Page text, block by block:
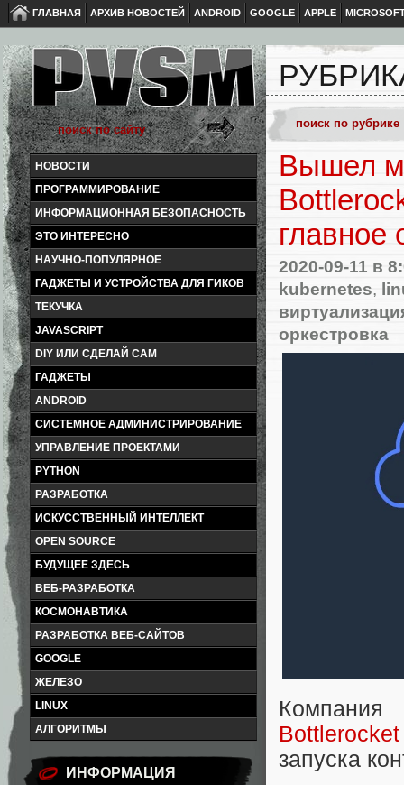
ГЛАВНАЯ АРХИВ НОВОСТЕЙ ANDROID GOOGLE APPLE
НОВОСТИ
ПРОГРАММИРОВАНИЕ
ИНФОРМАЦИОННАЯ БЕЗОПАСНОСТЬ
ЭТО ИНТЕРЕСНО
НАУЧНО-ПОПУЛЯРНОЕ
ГАДЖЕТЫ И УСТРОЙСТВА ДЛЯ ГИКОВ
ТЕКУЧКА
JAVASCRIPT
DIY ИЛИ СДЕЛАЙ САМ
ГАДЖЕТЫ
ANDROID
СИСТЕМНОЕ АДМИНИСТРИРОВАНИЕ
УПРАВЛЕНИЕ ПРОЕКТАМИ
PYTHON
РАЗРАБОТКА
ИСКУССТВЕННЫЙ ИНТЕЛЛЕКТ
OPEN SOURCE
БУДУЩЕЕ ЗДЕСЬ
ВЕБ-РАЗРАБОТКА
КОСМОНАВТИКА
РАЗРАБОТКА ВЕБ-САЙТОВ
GOOGLE
ЖЕЛЕЗО
LINUX
АЛГОРИТМЫ
ИНФОРМАЦИЯ
Вышел
главное
2020-09-11 в
kubernetes,
оркестровка
Bottlerocket
запуска